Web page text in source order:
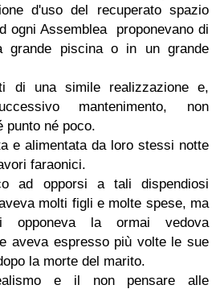
d'uso del recuperato spazio
ogni Assemblea proponevano di
grande piscina o in un grande
di una simile realizzazione e,
mantenimento, non
punto né poco.
e alimentata da loro stessi notte
faraonici.
ad opporsi a tali dispendiosi
molti figli e molte spese, ma
opponeva la ormai vedova
aveva espresso più volte le sue
la morte del marito.
e il non pensare alle